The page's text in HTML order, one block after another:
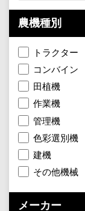
農機種別
トラクター
コンバイン
田植機
作業機
管理機
色彩選別機
建機
その他機械
メーカー